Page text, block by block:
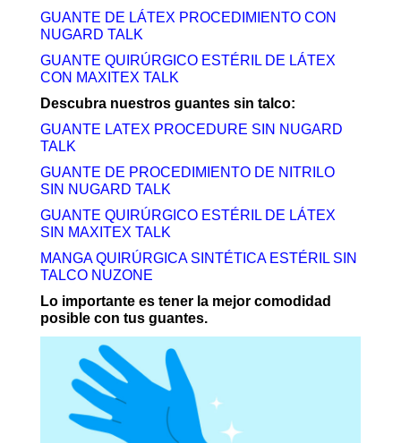
GUANTE DE LÁTEX PROCEDIMIENTO CON
NUGARD TALK
GUANTE QUIRÚRGICO ESTÉRIL DE LÁTEX
CON MAXITEX TALK
Descubra nuestros guantes sin talco:
GUANTE LATEX PROCEDURE SIN NUGARD
TALK
GUANTE DE PROCEDIMIENTO DE NITRILO
SIN NUGARD TALK
GUANTE QUIRÚRGICO ESTÉRIL DE LÁTEX
SIN MAXITEX TALK
MANGA QUIRÚRGICA SINTÉTICA ESTÉRIL SIN
TALCO NUZONE
Lo importante es tener la mejor comodidad
posible con tus guantes.